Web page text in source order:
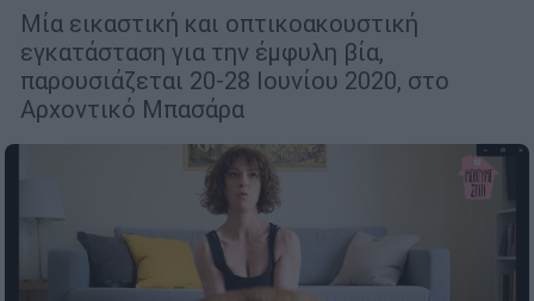
Μία εικαστική και οπτικοακουστική
εγκατάσταση για την έμφυλη βία,
παρουσιάζεται 20-28 Ιουνίου 2020, στο
Αρχοντικό Μπασάρα